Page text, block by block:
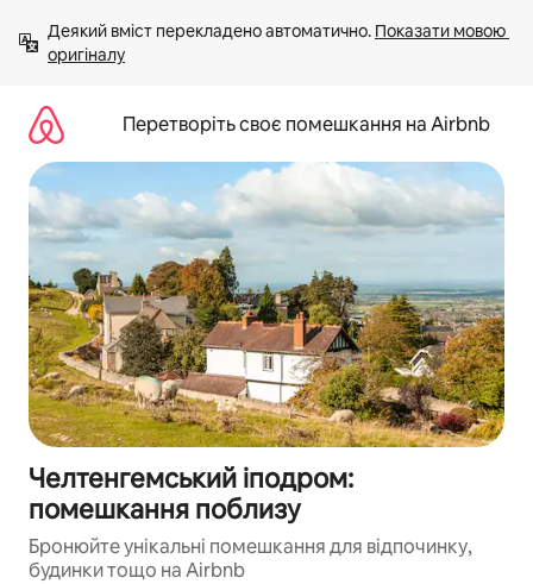
вмісту
Деякий вміст перекладено автоматично. Показати мовою
оригіналу
Перетворіть своє помешкання на Airbnb
Челтенгемський іподром:
помешкання поблизу
Бронюйте унікальні помешкання для відпочинку,
будинки тощо на Airbnb